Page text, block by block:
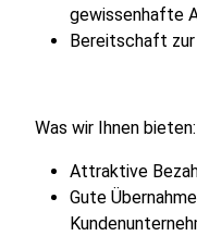
gewissenhafte
Bereitschaft
Was wir Ihnen bieten:
Attraktive
Gute